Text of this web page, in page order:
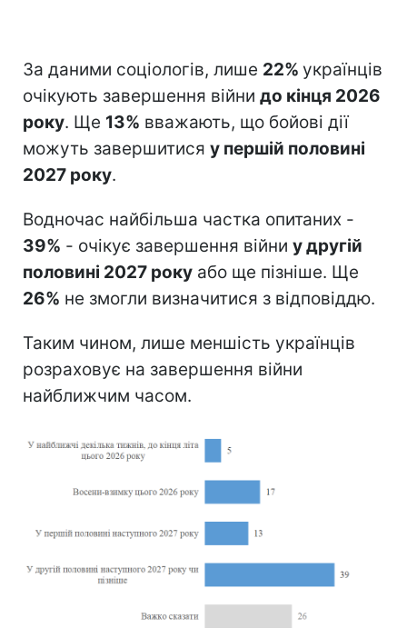
За даними соціологів, лише 22% українців
очікують завершення війни до кінця 2026
року. Ще 13% вважають, що бойові дії
можуть завершитися у першій половині
2027 року.
Водночас найбільша частка опитаних -
39% - очікує завершення війни у другій
половині 2027 року або ще пізніше. Ще
26% не змогли визначитися з відповіддю.
Таким чином, лише меншість українців
розраховує на завершення війни
найближчим часом.